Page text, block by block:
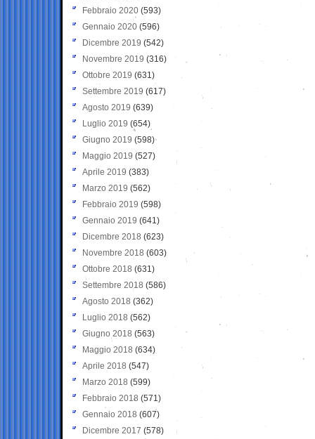
Febbraio 2020 (593)
Gennaio 2020 (596)
Dicembre 2019 (542)
Novembre 2019 (316)
Ottobre 2019 (631)
Settembre 2019 (617)
Agosto 2019 (639)
Luglio 2019 (654)
Giugno 2019 (598)
Maggio 2019 (527)
Aprile 2019 (383)
Marzo 2019 (562)
Febbraio 2019 (598)
Gennaio 2019 (641)
Dicembre 2018 (623)
Novembre 2018 (603)
Ottobre 2018 (631)
Settembre 2018 (586)
Agosto 2018 (362)
Luglio 2018 (562)
Giugno 2018 (563)
Maggio 2018 (634)
Aprile 2018 (547)
Marzo 2018 (599)
Febbraio 2018 (571)
Gennaio 2018 (607)
Dicembre 2017 (578)